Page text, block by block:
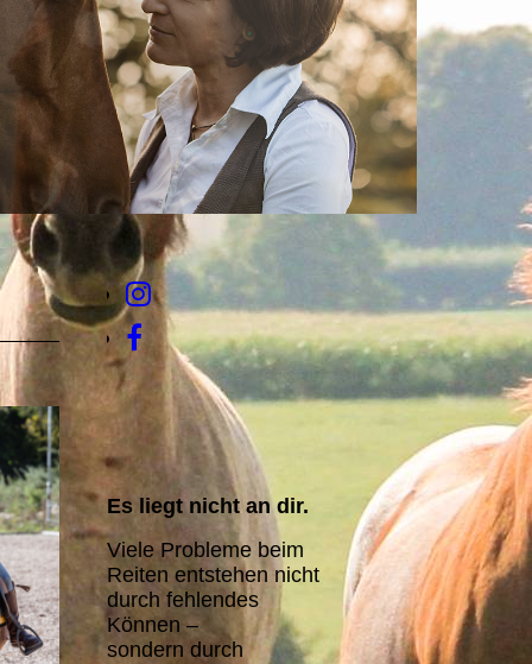
Es liegt nicht an dir.
Viele Probleme beim
Reiten entstehen nicht
durch fehlendes
Können –
sondern durch